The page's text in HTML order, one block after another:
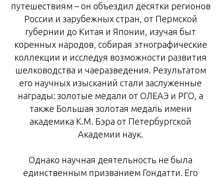
путешествиям – он объездил десятки регионов
России и зарубежных стран, от Пермской
губернии до Китая и Японии, изучая быт
коренных народов, собирая этнографические
коллекции и исследуя возможности развития
шелководства и чаеразведения. Результатом
его научных изысканий стали заслуженные
награды: золотые медали от ОЛЕАЭ и РГО, а
также Большая золотая медаль имени
академика К.М. Бэра от Петербургской
Академии наук.
Однако научная деятельность не была
единственным призванием Гондатти. Его